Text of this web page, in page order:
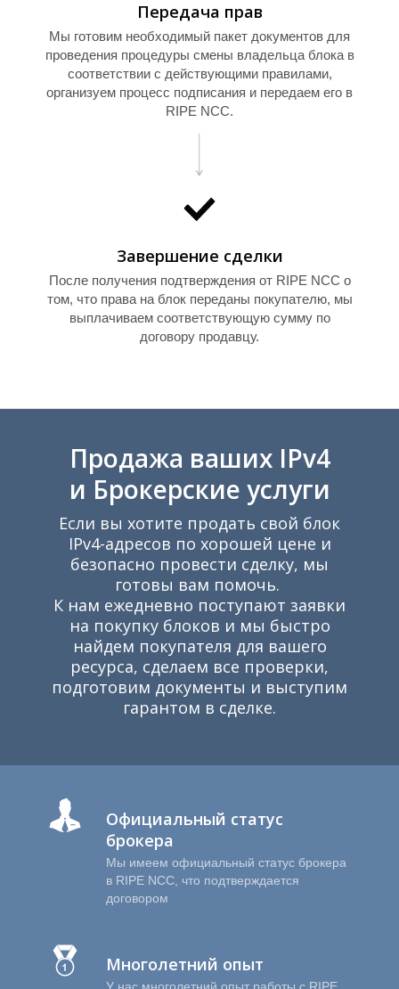
Т
К
Передача прав
Мы готовим необходимый пакет документов для
проведения процедуры смены владельца блока в
соответствии с действующими правилами,
организуем процесс подписания и передаем его в
RIPE NCC.
Завершение сделки
После получения подтверждения от RIPE NCC о
том, что права на блок переданы покупателю, мы
выплачиваем соответствующую сумму по
договору продавцу.
Продажа ваших IPv4
и Брокерские услуги
Если вы хотите продать свой блок
IPv4-адресов по хорошей цене и
безопасно провести сделку, мы
готовы вам помочь.
К нам ежедневно поступают заявки
на покупку блоков и мы быстро
найдем покупателя для вашего
ресурса, сделаем все проверки,
подготовим документы и выступим
гарантом в сделке.
Официальный статус
брокера
Мы имеем официальный статус брокера
в RIPE NCC, что подтверждается
договором
Многолетний опыт